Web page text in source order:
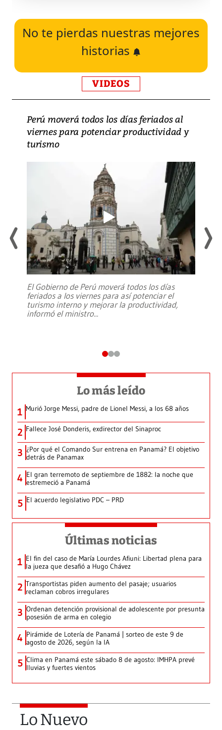
No te pierdas nuestras mejores
historias
VIDEOS
Perú moverá todos los días feriados al
viernes para potenciar productividad y
turismo
El Gobierno de Perú moverá todos los días
feriados a los viernes para así potenciar el
turismo interno y mejorar la productividad,
informó el ministro...
Lo más leído
1 Murió Jorge Messi, padre de Lionel Messi, a los 68 años
2 Fallece José Donderis, exdirector del Sinaproc
3 ¿Por qué el Comando Sur entrena en Panamá? El objetivo
detrás de Panamax
4 El gran terremoto de septiembre de 1882: la noche que
estremeció a Panamá
5 El acuerdo legislativo PDC – PRD
Últimas noticias
1 El fin del caso de María Lourdes Afiuni: Libertad plena para
la jueza que desafió a Hugo Chávez
2 Transportistas piden aumento del pasaje; usuarios
reclaman cobros irregulares
3 Ordenan detención provisional de adolescente por presunta
posesión de arma en colegio
4 Pirámide de Lotería de Panamá | sorteo de este 9 de
agosto de 2026, según la IA
5 Clima en Panamá este sábado 8 de agosto: IMHPA prevé
lluvias y fuertes vientos
Lo Nuevo